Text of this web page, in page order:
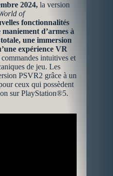
2024, la version
of
fonctionnalités
d’armes à
une immersion
expérience VR
intuitives et
de jeu. Les
PSVR2 grâce à un
ceux qui possèdent
sur PlayStation®5.